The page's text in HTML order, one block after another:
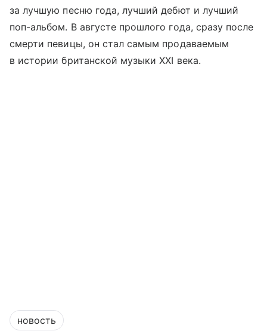
за лучшую песню года, лучший дебют и лучший
поп-альбом. В августе прошлого года, сразу после
смерти певицы, он стал самым продаваемым
в истории британской музыки XXI века.
новость